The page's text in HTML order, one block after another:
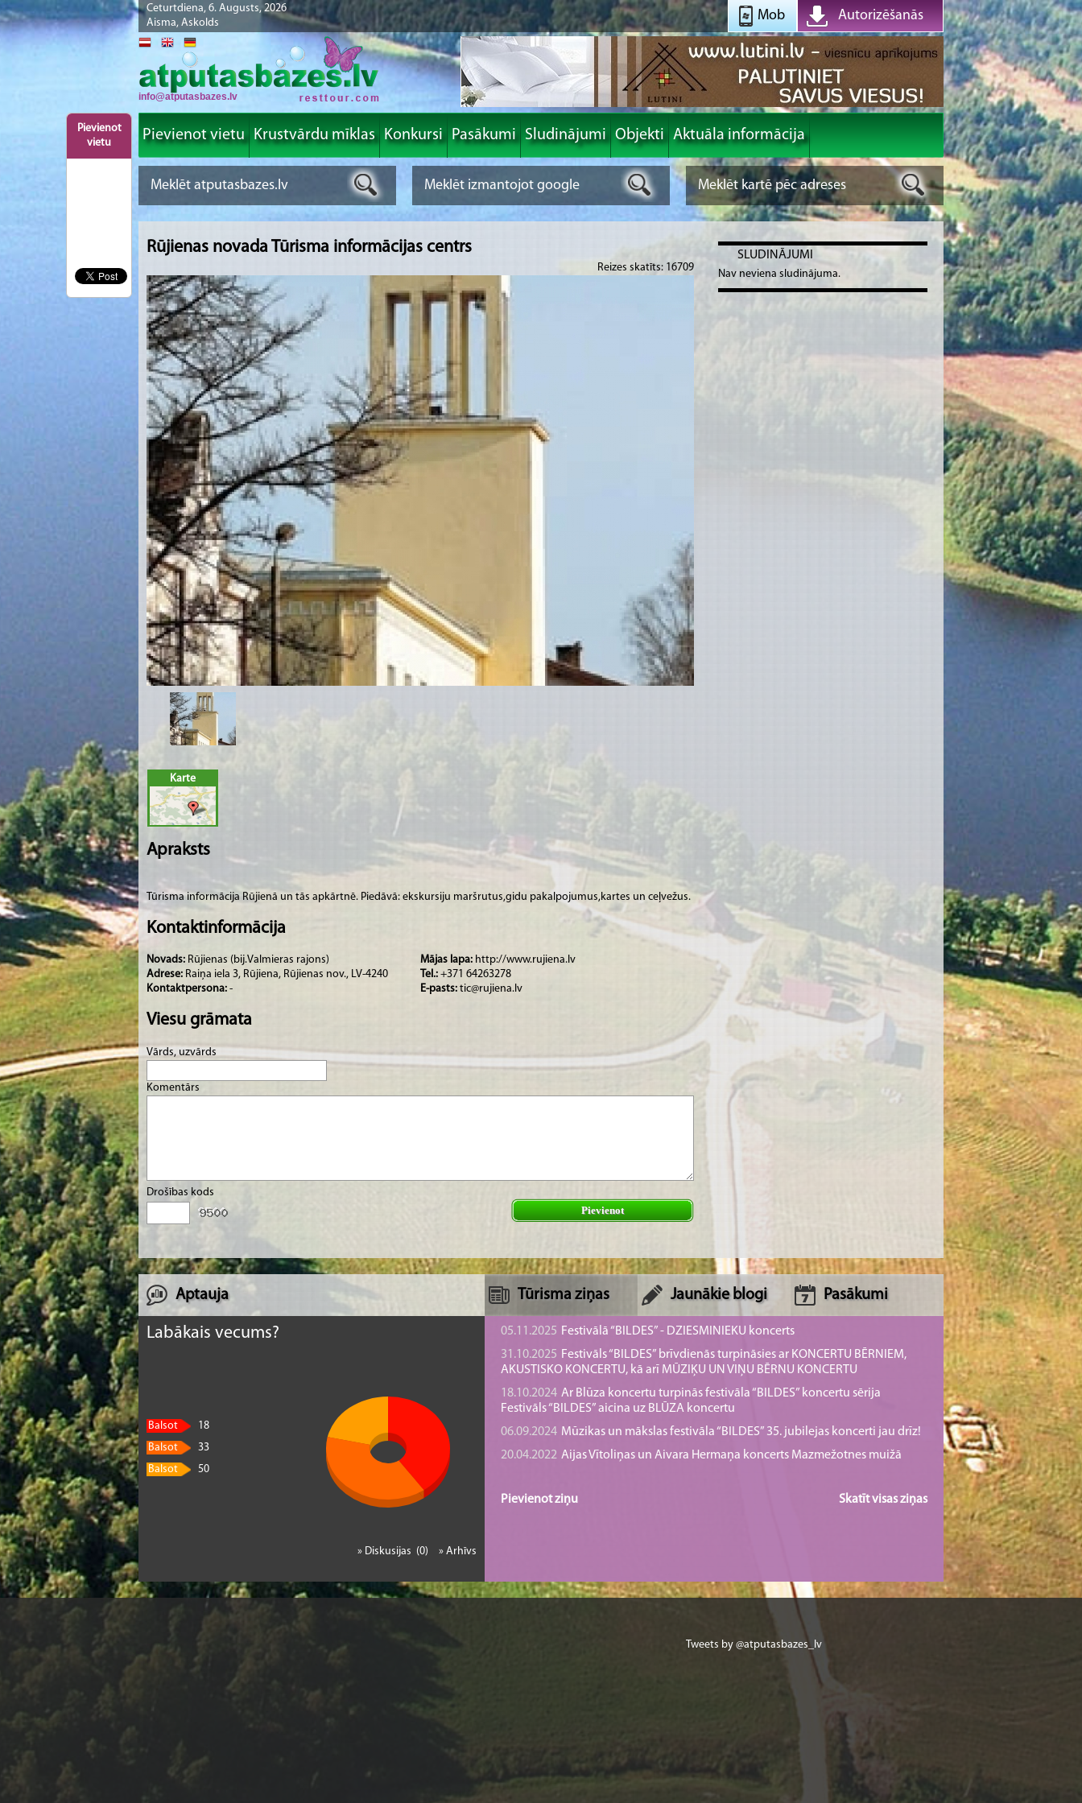
Ceturtdiena, 6. Augusts, 2026
Aisma, Askolds
Autorizēšanās
Mob
Pievienot
vietu
info@atputasbazes.lv
Pievienot vietu Krustvārdu mīklas Konkursi Pasākumi Sludinājumi Objekti Aktuāla informācija
Rūjienas novada Tūrisma informācijas centrs
Reizes skatīts: 16709
Karte
Apraksts
Tūrisma informācija Rūjienā un tās apkārtnē. Piedāvā: ekskursiju maršrutus,gidu pakalpojumus,kartes un ceļvežus.
Kontaktinformācija
Novads: Rūjienas (bij.Valmieras rajons)
Adrese: Raiņa iela 3, Rūjiena, Rūjienas nov., LV-4240
Kontaktpersona: -
Mājas lapa: http://www.rujiena.lv
Tel.: +371 64263278
E-pasts: tic@rujiena.lv
Viesu grāmata
Vārds, uzvārds
Komentārs
Drošības kods
Pievienot
SLUDINĀJUMI
Nav neviena sludinājuma.
Aptauja
Labākais vecums?
Balsot
18
Balsot
33
Balsot
50
» Arhīvs
» Diskusijas (0)
Tūrisma ziņas Jaunākie blogi Pasākumi
05.11.2025 Festivālā “BILDES” - DZIESMINIEKU koncerts
31.10.2025 Festivāls “BILDES” brīvdienās turpināsies ar KONCERTU BĒRNIEM,
AKUSTISKO KONCERTU, kā arī MŪZIĶU UN VIŅU BĒRNU KONCERTU
18.10.2024 Ar Blūza koncertu turpinās festivāla “BILDES” koncertu sērija
Festivāls “BILDES” aicina uz BLŪZA koncertu
06.09.2024 Mūzikas un mākslas festivāla “BILDES” 35. jubilejas koncerti jau drīz!
20.04.2022 Aijas Vītoliņas un Aivara Hermaņa koncerts Mazmežotnes muižā
Skatīt visas ziņas
Pievienot ziņu
Tweets by @atputasbazes_lv